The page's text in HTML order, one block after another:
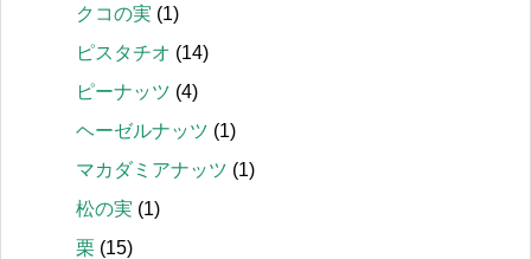
クコの実 (1)
ピスタチオ (14)
ピーナッツ (4)
ヘーゼルナッツ (1)
マカダミアナッツ (1)
松の実 (1)
栗 (15)